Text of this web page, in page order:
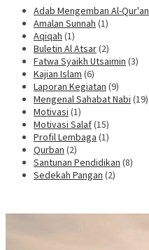
Adab Mengemban Al-Qur'an
Amalan Sunnah (1)
Aqiqah (1)
Buletin Al Atsar(2)
Fatwa Syaikh Utsaimin (3)
Kajian Islam (6)
Laporan Kegiatan (9)
Mengenal Sahabat Nabi (19)
Motivasi (1)
Motivasi Salaf(15)
Profil Lembaga (1)
Qurban (2)
Santunan Pendidikan (8)
Sedekah Pangan (2)